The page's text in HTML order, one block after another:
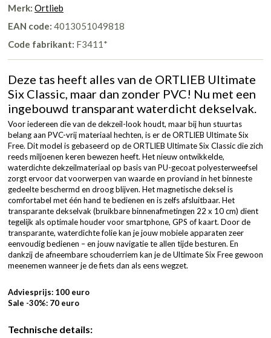
Merk: Ortlieb
EAN code: 4013051049818
Code fabrikant: F3411*
Deze tas heeft alles van de ORTLIEB Ultimate
Six Classic, maar dan zonder PVC! Nu met een
ingebouwd transparant waterdicht dekselvak.
Voor iedereen die van de dekzeil-look houdt, maar bij hun stuurtas
belang aan PVC-vrij materiaal hechten, is er de ORTLIEB Ultimate Six
Free. Dit model is gebaseerd op de ORTLIEB Ultimate Six Classic die zich
reeds miljoenen keren bewezen heeft. Het nieuw ontwikkelde,
waterdichte dekzeilmateriaal op basis van PU-gecoat polyesterweefsel
zorgt ervoor dat voorwerpen van waarde en proviand in het binneste
gedeelte beschermd en droog blijven. Het magnetische deksel is
comfortabel met één hand te bedienen en is zelfs afsluitbaar. Het
transparante dekselvak (bruikbare binnenafmetingen 22 x 10 cm) dient
tegelijk als optimale houder voor smartphone, GPS of kaart. Door de
transparante, waterdichte folie kan je jouw mobiele apparaten zeer
eenvoudig bedienen – en jouw navigatie te allen tijde besturen. En
dankzij de afneembare schouderriem kan je de Ultimate Six Free gewoon
meenemen wanneer je de fiets dan als eens wegzet.
Adviesprijs: 100 euro
Sale -30%: 70 euro
Technische details: